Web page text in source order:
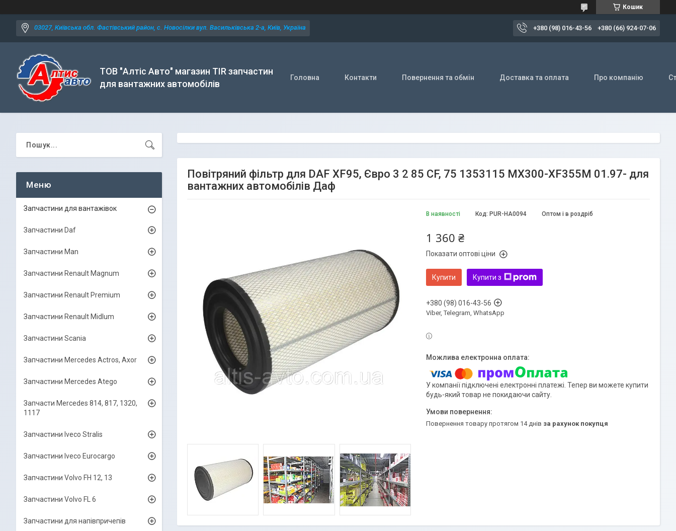
Кошик
03027, Київська обл. Фастівський район, с. Новосілки вул. Васильківська 2-а, Київ, Україна +380 (98) 016-43-56 +380 (66) 924-07-06
ТОВ "Алтіс Авто" магазин TIR запчастин
для вантажних автомобілів
Головна Контакти Повернення та обмін Доставка та оплата Про компанію
Повітряний фільтр для DAF XF95, Євро 3 2 85 CF, 75 1353115 MX300-XF355M 01.97- для
вантажних автомобілів Даф
В наявності Оптом і в роздріб
Код: PUR-HA0094
1 360 ₴
Показати оптові ціни
Купити Купити з
+380 (98) 016-43-56
Viber, Telegram, WhatsApp
У компанії підключені електронні платежі. Тепер ви можете купити
будь-який товар не покидаючи сайту.
повернення товару протягом 14 днів за рахунок покупця
Запчастини для вантажівок
Запчастини Daf
Запчастини Man
Запчастини Renault Magnum
Запчастини Renault Premium
Запчастини Renault Midlum
Запчастини Scania
Запчастини Mercedes Actros, Axor
Запчастини Mercedes Atego
Запчасти Mercedes 814, 817, 1320,
1117
Запчастини Iveco Stralis
Запчастини Iveco Eurocargo
Запчастини Volvo FH 12, 13
Запчастини Volvo FL 6
Запчастини для напівпричепів